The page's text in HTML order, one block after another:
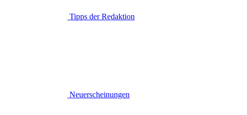
Tipps der Redaktion
Neuerscheinungen